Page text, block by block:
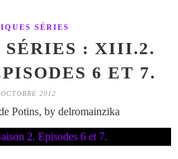
SÉRIES
SÉRIES : XIII.2.
6 ET 7.
2012
Potins, by delromainzika